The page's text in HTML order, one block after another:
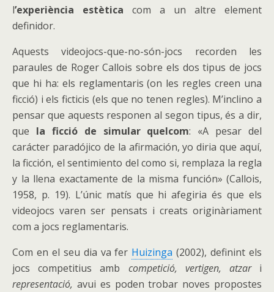
l’experiència estètica com a un altre element
definidor.
Aquests videojocs-que-no-són-jocs recorden les
paraules de Roger Callois sobre els dos tipus de jocs
que hi ha: els reglamentaris (on les regles creen una
ficció) i els ficticis (els que no tenen regles). M’inclino a
pensar que aquests responen al segon tipus, és a dir,
que la ficció de simular quelcom: «A pesar del
carácter paradójico de la afirmación, yo diria que aquí,
la ficción, el sentimiento del como si, remplaza la regla
y la llena exactamente de la misma función» (Callois,
1958, p. 19). L’únic matís que hi afegiria és que els
videojocs varen ser pensats i creats originàriament
com a jocs reglamentaris.
Com en el seu dia va fer Huizinga (2002), definint els
jocs competitius amb competició, vertigen, atzari
representació, avui es poden trobar noves propostes